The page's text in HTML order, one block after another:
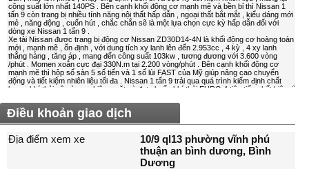
Điều khoản giao dịch
Địa điểm xem xe
10/9 ql13 phường vĩnh phú
thuận an bình dương, Bình
Dương